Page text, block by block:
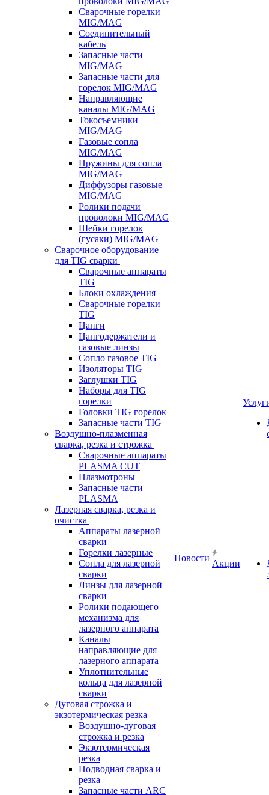
Сварочные горелки
MIG/MAG
Соединительный
кабель
Запасные части
MIG/MAG
Запасные части для
горелок MIG/MAG
Направляющие
каналы MIG/MAG
Токосъемники
MIG/MAG
Газовые сопла
MIG/MAG
Пружины для сопла
MIG/MAG
Диффузоры газовые
MIG/MAG
Ролики подачи
проволоки MIG/MAG
Шейки горелок
(гусаки) MIG/MAG
Сварочное оборудование
для TIG сварки
Сварочные аппараты
TIG
Блоки охлаждения
Сварочные горелки
TIG
Цанги
Цангодержатели и
газовые линзы
Сопло газовое TIG
Изоляторы TIG
Заглушки TIG
Наборы для TIG
горелки
Головки TIG горелок
Запасные части TIG
Воздушно-плазменная
сварка, резка и строжка
Сварочные аппараты
PLASMA CUT
Плазмотроны
Запасные части
PLASMA
Лазерная сварка, резка и
очистка
Аппараты лазерной
сварки
Горелки лазерные
Сопла для лазерной
сварки
Линзы для лазерной
сварки
Ролики подающего
механизма для
лазерного аппарата
Каналы
направляющие для
лазерного аппарата
Уплотнительные
кольца для лазерной
сварки
Дуговая строжка и
экзотермическая резка
Воздушно-дуговая
строжка и резка
Экзотермическая
резка
Подводная сварка и
резка
Запасные части ARC
Новости
Акции